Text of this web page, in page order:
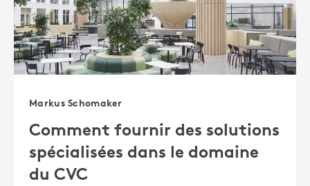
Markus Schomaker
Comment fournir des solutions
spécialisées dans le domaine
du CVC